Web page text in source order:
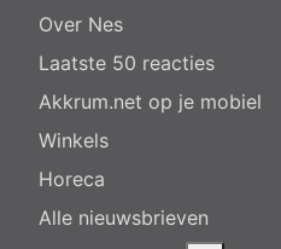
Over Nes
Laatste 50 reacties
Akkrum.net op je mobiel
Winkels
Horeca
Alle nieuwsbrieven